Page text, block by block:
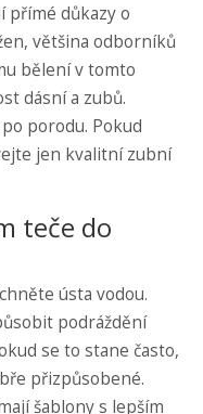
přímé důkazy o
většina odborníků
bělení v tomto
dásní a zubů.
porodu. Pokud
jen kvalitní zubní
teče do
ústa vodou.
podráždění
se to stane často,
přizpůsobené.
šablony s lepším